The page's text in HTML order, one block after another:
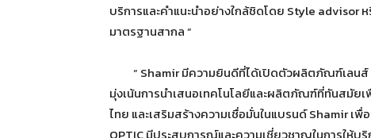
บริการและคำแนะนำอย่างใกล้ชิดโดย Style
มาตรฐานสากล ”
“ Shamir มีความยินดีที่ได้เปิดตัวผลิตภัณฑ์เลนส์
มุ่งเน้นการนำเสนอเทคโนโลยีและผลิตภัณฑ์ที่ทันสมั
ไทย และเสริมสร้างความเชื่อมั่นในแบรนด์ Shamir
OPTIC มีประสบการณ์และความเชี่ยวชาญในการให้บ